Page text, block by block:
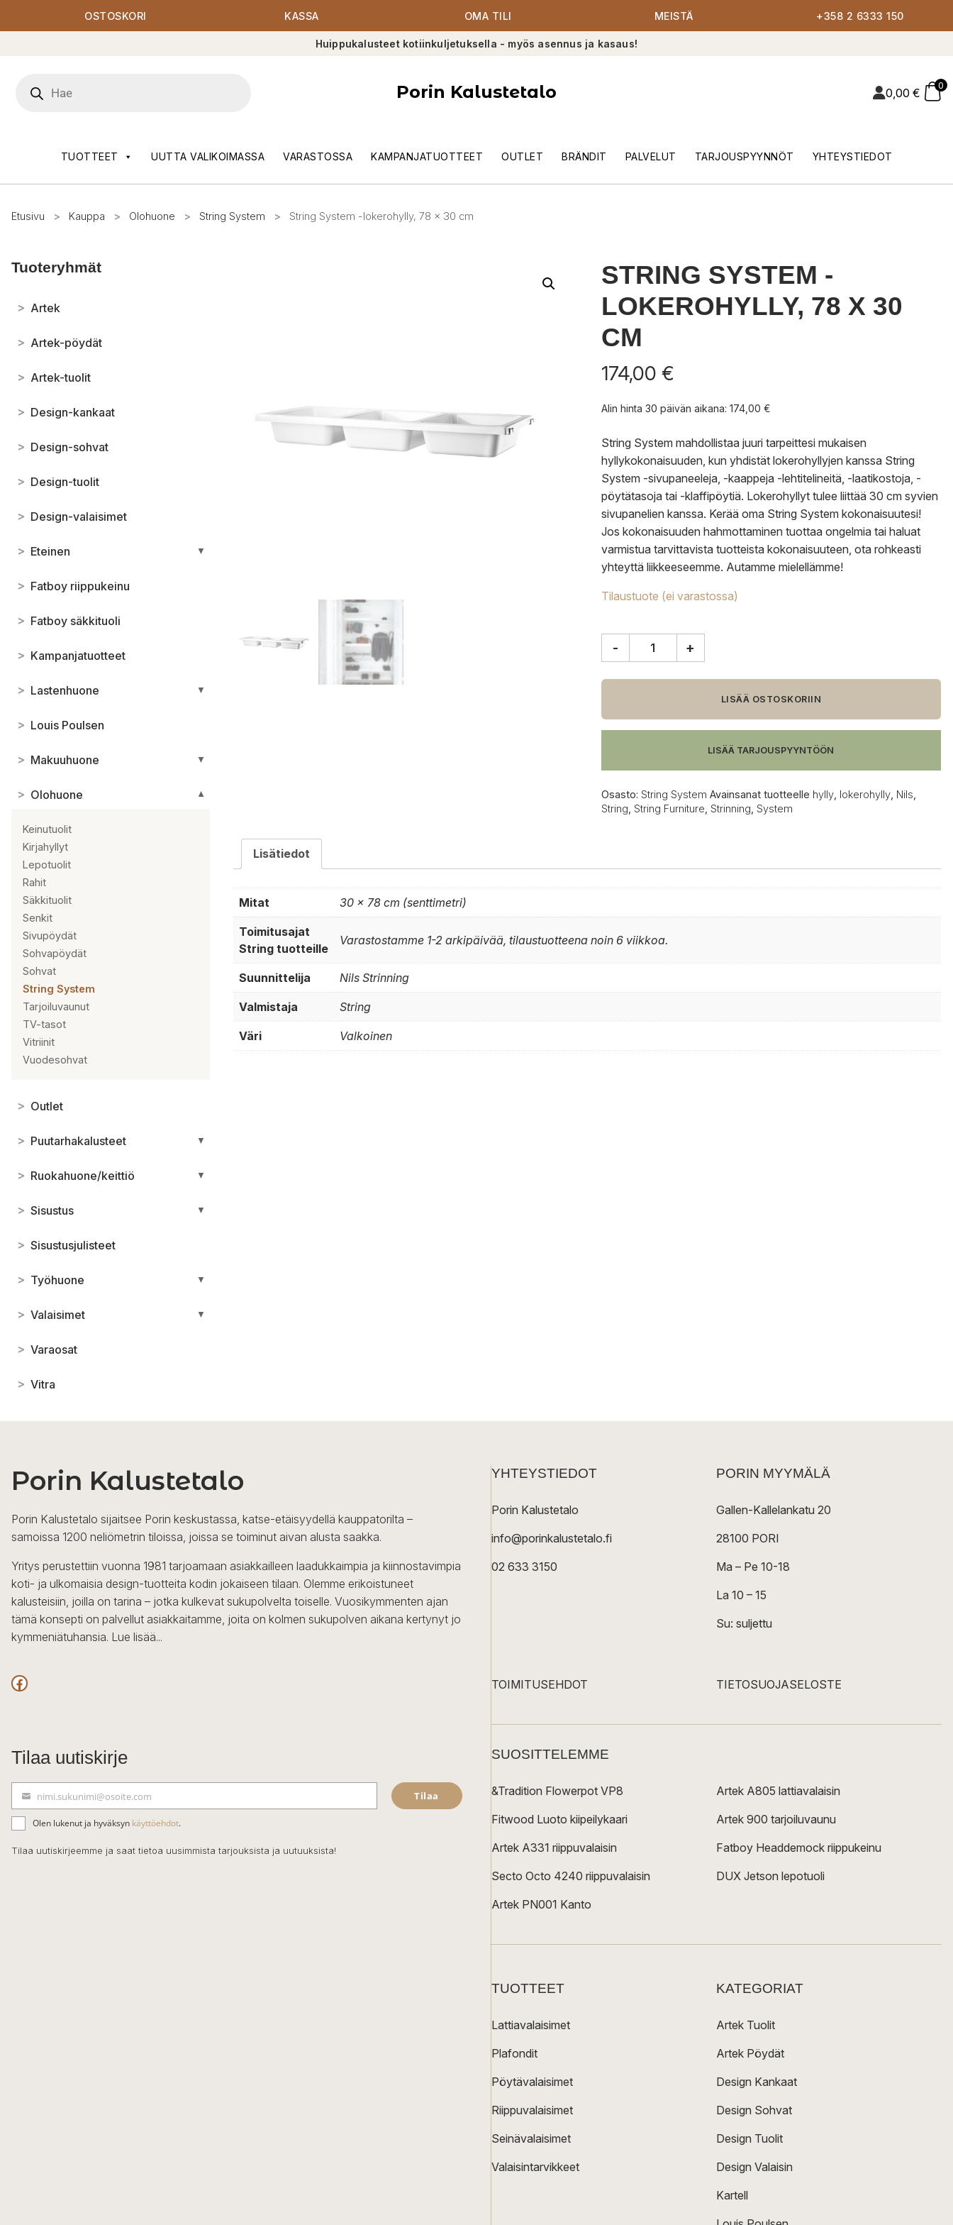
OSTOSKORI KASSA OMA TILI MEISTÄ +358 2 6333 150
Huippukalusteet kotiinkuljetuksella - myös asennus ja kasaus!
search
Porin Kalustetalo 0,00 €
0
TUOTTEET UUTTA VALIKOIMASSA VARASTOSSA KAMPANJATUOTTEET OUTLET BRÄNDIT PALVELUT TARJOUSPYYNNÖT YHTEYSTIEDOT
Etusivu > Kauppa > Olohuone > String System > String System -lokerohylly, 78 x 30 cm
Tuoteryhmät
> Artek
> Artek-pöydät
> Artek-tuolit
> Design-kankaat
> Design-sohvat
> Design-tuolit
> Design-valaisimet
> Eteinen ▼
> Fatboy riippukeinu
> Fatboy säkkituoli
> Kampanjatuotteet
> Lastenhuone ▼
> Louis Poulsen
> Makuuhuone ▼
> Olohuone ▼
Keinutuolit
Kirjahyllyt
Lepotuolit
Rahit
Säkkituolit
Senkit
Sivupöydät
Sohvapöydät
Sohvat
String System
Tarjoiluvaunut
TV-tasot
Vitriinit
Vuodesohvat
> Outlet
> Puutarhakalusteet ▼
> Ruokahuone/keittiö ▼
> Sisustus ▼
> Sisustusjulisteet
> Työhuone ▼
> Valaisimet ▼
> Varaosat
> Vitra
STRING SYSTEM -
LOKEROHYLLY, 78 X 30
CM
174,00 €
Alin hinta 30 päivän aikana: 174,00 €
String System mahdollistaa juuri tarpeittesi mukaisen
hyllykokonaisuuden, kun yhdistät lokerohyllyjen kanssa String
System -sivupaneeleja, -kaappeja -lehtitelineitä, -laatikostoja, -
pöytätasoja tai -klaffipöytiä. Lokerohyllyt tulee liittää 30 cm syvien
sivupanelien kanssa. Kerää oma String System kokonaisuutesi!
Jos kokonaisuuden hahmottaminen tuottaa ongelmia tai haluat
varmistua tarvittavista tuotteista kokonaisuuteen, ota rohkeasti
yhteyttä liikkeeseemme. Autamme mielellämme!
Tilaustuote (ei varastossa)
-
78
x
- +
LISÄÄ OSTOSKORIIN
LISÄÄ TARJOUSPYYNTÖÖN
Osasto: String System Avainsanat tuotteelle hylly, lokerohylly, Nils
String String Furniture Strinning System
Lisätiedot
Mitat 30 × 78 cm (senttimetri)
Toimitusajat
String tuotteille
Varastostamme 1-2 arkipäivää, tilaustuotteena noin 6 viikkoa.
Suunnittelija Nils Strinning
Valmistaja String
Väri Valkoinen
Porin Kalustetalo
Porin Kalustetalo sijaitsee Porin keskustassa, katse-etäisyydellä kauppatorilta –
samoissa 1200 neliömetrin tiloissa, joissa se toiminut aivan alusta saakka.
Yritys perustettiin vuonna 1981 tarjoamaan asiakkailleen laadukkaimpia ja kiinnostavimpia
koti- ja ulkomaisia design-tuotteita kodin jokaiseen tilaan. Olemme erikoistuneet
kalusteisiin, joilla on tarina – jotka kulkevat sukupolvelta toiselle. Vuosikymmenten ajan
tämä konsepti on palvellut asiakkaitamme, joita on kolmen sukupolven aikana kertynyt jo
kymmeniätuhansia. Lue lisää...
Facebook
Tilaa uutiskirje
ä
h
k
nimi.sukunimi@osoite.com Tilaa
Olen lukenut ja hyväksyn käyttöehdot.
Tilaa uutiskirjeemme ja saat tietoa uusimmista tarjouksista ja uutuuksista!
YHTEYSTIEDOT
Porin Kalustetalo
info@porinkalustetalo.fi
02 633 3150
PORIN MYYMÄLÄ
Gallen-Kallelankatu 20
28100 PORI
Ma – Pe 10-18
La 10 – 15
Su: suljettu
TOIMITUSEHDOT TIETOSUOJASELOSTE
SUOSITTELEMME
&Tradition Flowerpot VP8
Fitwood Luoto kiipeilykaari
Artek A331 riippuvalaisin
Secto Octo 4240 riippuvalaisin
Artek PN001 Kanto
Artek A805 lattiavalaisin
Artek 900 tarjoiluvaunu
Fatboy Headdemock riippukeinu
DUX Jetson lepotuoli
TUOTTEET
Lattiavalaisimet
Plafondit
Pöytävalaisimet
Riippuvalaisimet
Seinävalaisimet
Valaisintarvikkeet
KATEGORIAT
Artek Tuolit
Artek Pöydät
Design Kankaat
Design Sohvat
Design Tuolit
Design Valaisin
Kartell